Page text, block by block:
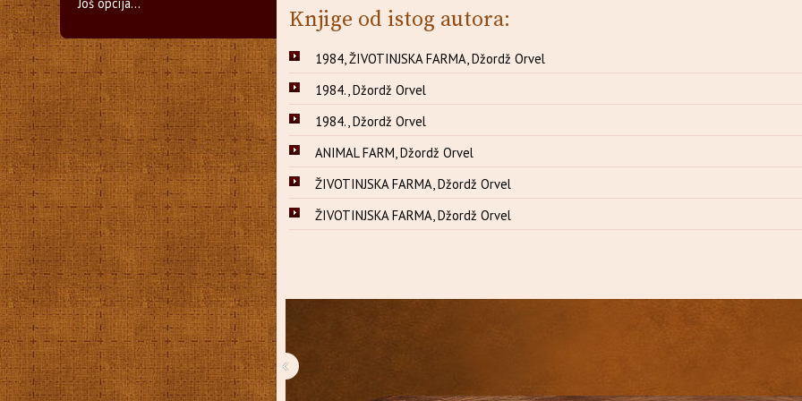
Knjige od istog autora:
1984, ŽIVOTINJSKA FARMA, Džordž Orvel
1984., Džordž Orvel
1984., Džordž Orvel
ANIMAL FARM, Džordž Orvel
ŽIVOTINJSKA FARMA, Džordž Orvel
ŽIVOTINJSKA FARMA, Džordž Orvel
‹